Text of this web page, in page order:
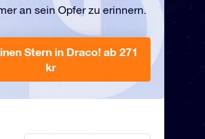
an sein Opfer zu erinnern.
Stern in Draco! ab 271
kr